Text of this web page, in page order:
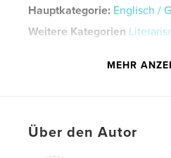
Hauptkategorie: Englisch /
Weitere Kategorien
24
Veröffentlichungsdatum:
MEHR
Über den Autor